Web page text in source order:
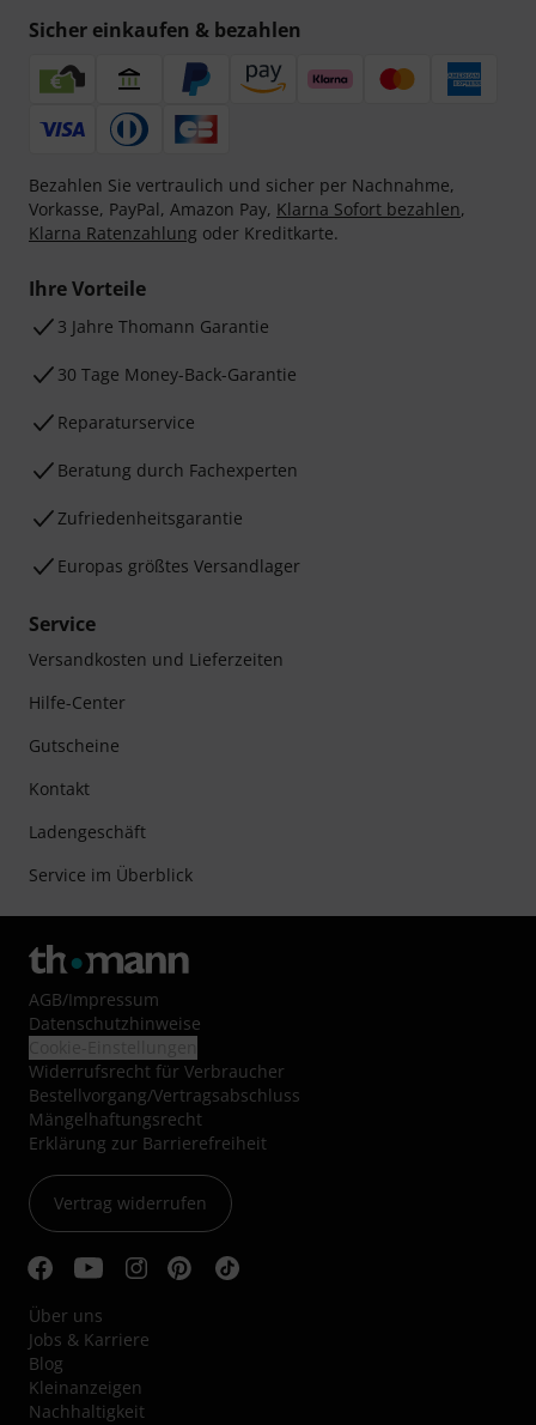
Sicher einkaufen & bezahlen
Bezahlen Sie vertraulich und sicher per Nachnahme,
Vorkasse, PayPal, Amazon Pay, Klarna Sofort bezahlen,
Klarna Ratenzahlung oder Kreditkarte.
Ihre Vorteile
3 Jahre Thomann Garantie
30 Tage Money-Back-Garantie
Reparaturservice
Beratung durch Fachexperten
Zufriedenheitsgarantie
Europas größtes Versandlager
Service
Versandkosten und Lieferzeiten
Hilfe-Center
Gutscheine
Kontakt
Ladengeschäft
Service im Überblick
AGB/Impressum
Datenschutzhinweise
Widerrufsrecht für Verbraucher
Bestellvorgang/Vertragsabschluss
Mängelhaftungsrecht
Erklärung zur Barrierefreiheit
Vertrag widerrufen
Über uns
Jobs & Karriere
Blog
Kleinanzeigen
Nachhaltigkeit